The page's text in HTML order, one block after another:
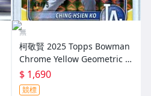
無
柯敬賢 2025 Topps Bowman
Chrome Yellow Geometric R
efractor 限量75張黃亮新人卡
RC～
$ 1,690
競標